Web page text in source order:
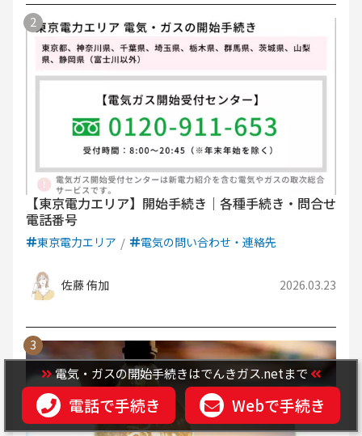
【東京電力エリア】開始手続き｜各種手続き・問合せ
電話番号
東京電力エリア 電気の問い合わせ・連絡先
佐藤 侑加 2026.03.23
電気・ガスの開始手続きはでんきガス.netまで
電話で手続き Webで手続き